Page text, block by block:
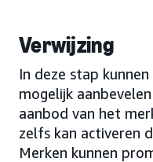
Verwijzing
In deze stap
mogelijk
aanbod van het
zelfs kan activeren
Merken kunnen